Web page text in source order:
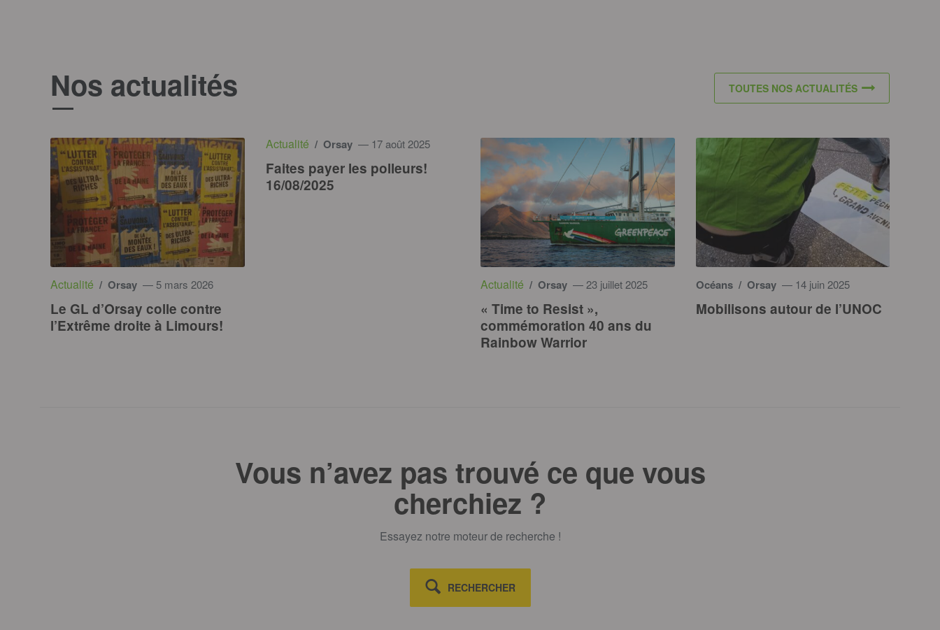
Nos actualités
Actualité / Orsay — 5 mars 2026
Le GL d’Orsay colle contre
l’Extrême droite à Limours!
Actualité / Orsay — 17 août 2025
Faites payer les polleurs!
16/08/2025
Actualité / Orsay — 23 juillet 2025
« Time to Resist »,
commémoration 40 ans du
Rainbow Warrior
Océans / Orsay — 14 juin 2025
Mobilisons autour de l’UNOC
TOUTES NOS ACTUALITÉS
Vous n’avez pas trouvé ce que vous
cherchiez ?
Essayez notre moteur de recherche !
RECHERCHER